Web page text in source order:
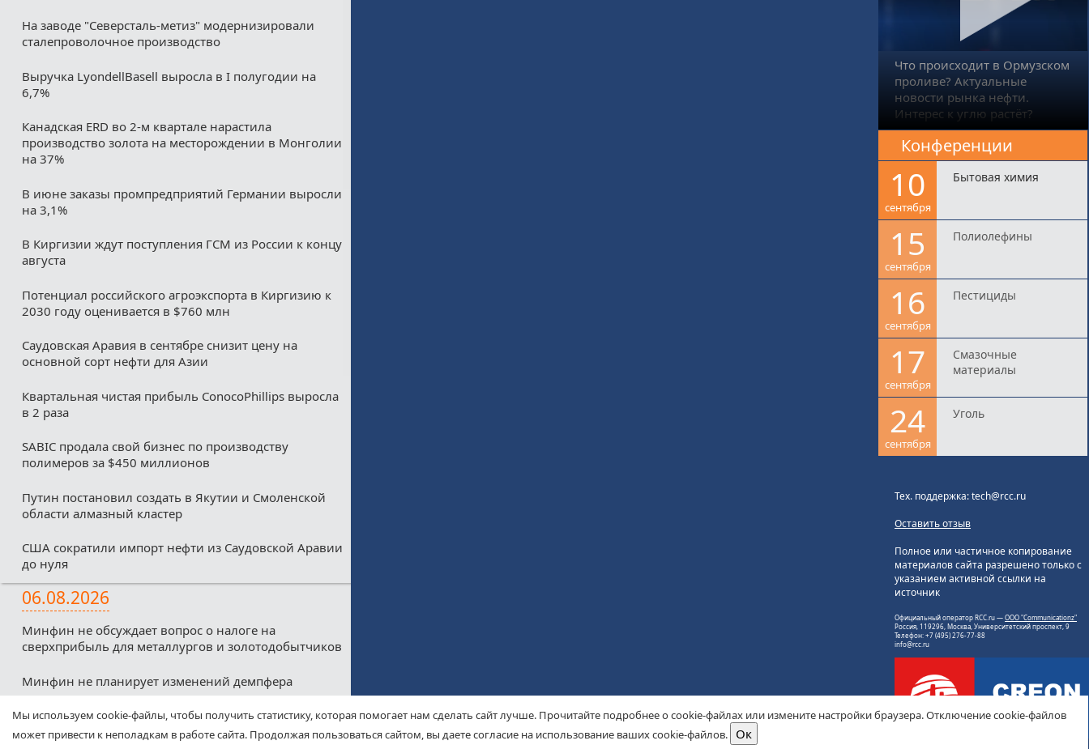
На заводе "Северсталь-метиз" модернизировали
сталепроволочное производство
Выручка LyondellBasell выросла в I полугодии на
6,7%
Канадская ERD во 2-м квартале нарастила
производство золота на месторождении в Монголии
на 37%
В июне заказы промпредприятий Германии выросли
на 3,1%
В Киргизии ждут поступления ГСМ из России к концу
августа
Потенциал российского агроэкспорта в Киргизию к
2030 году оценивается в $760 млн
Саудовская Аравия в сентябре снизит цену на
основной сорт нефти для Азии
Квартальная чистая прибыль ConocoPhillips выросла
в 2 раза
SABIC продала свой бизнес по производству
полимеров за $450 миллионов
Путин постановил создать в Якутии и Смоленской
области алмазный кластер
США сократили импорт нефти из Саудовской Аравии
до нуля
06.08.2026
Минфин не обсуждает вопрос о налоге на
сверхприбыль для металлургов и золотодобытчиков
Минфин не планирует изменений демпфера
Минфин против любых налоговых льгот для малых
нефтекомпаний из-за дефицитного бюджета
Что происходит в Ормузском
проливе? Актуальные
новости рынка нефти.
Интерес к углю растёт?
Конференции
10
сентября
Бытовая химия
15
сентября
Полиолефины
16
сентября
Пестициды
17
сентября
Смазочные
материалы
24
сентября
Уголь
Тех. поддержка: tech@rcc.ru
Оставить отзыв
Полное или частичное копирование
материалов сайта разрешено только с
указанием активной ссылки на
источник
Официальный оператор RCC.ru —ООО "Communicationz"
Россия, 119296, Москва, Университетский проспект, 9
Телефон: +7 (495) 276-77-88
info@rcc.ru
Мы используем cookie-файлы, чтобы получить статистику, которая помогает нам сделать сайт лучше. Прочитайте подробнее о cookie-файлах или измените настройки браузера. Отключение cookie-файлов
может привести к неполадкам в работе сайта. Продолжая пользоваться сайтом, вы даете согласие на использование ваших cookie-файлов.